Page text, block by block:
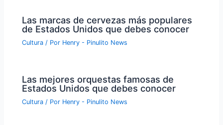
Las marcas de cervezas más populares
de Estados Unidos que debes conocer
Cultura / Por Henry - Pinulito News
Las mejores orquestas famosas de
Estados Unidos que debes conocer
Cultura / Por Henry - Pinulito News